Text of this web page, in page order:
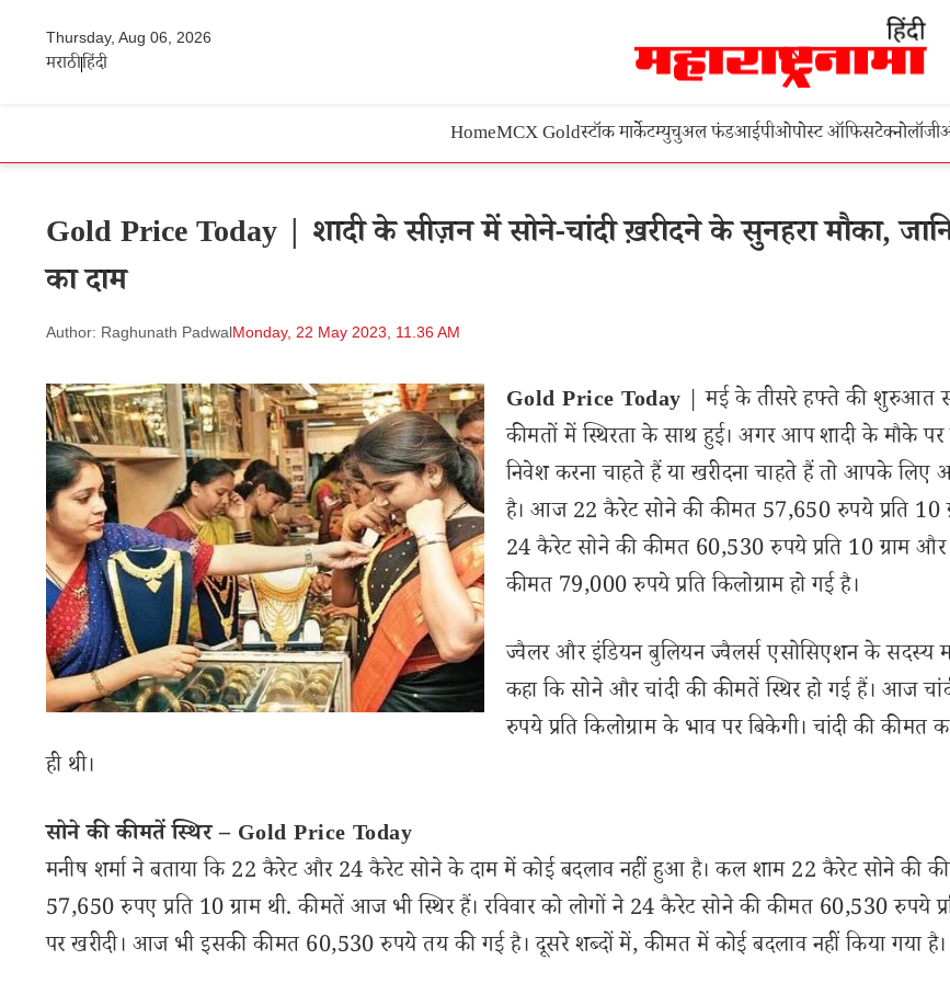
Thursday, Aug 06, 2026
मराठीहिंदी
HomeMCX Goldस्टॉक मार्केटम्युचुअल फंडआईपीओपोस्ट ऑफिसटेक्नोलॉजी
Gold Price Today | शादी के सीज़न में सोने-चांदी ख़रीदने के सुनहरा मौका,
का दाम
Author: Raghunath PadwalMonday, 22 May 2023, 11.36 AM
Gold Price Today | मई के तीसरे हफ्ते की शुरुआत
कीमतों में स्थिरता के साथ हुई। अगर आप शादी के मौके
निवेश करना चाहते हैं या खरीदना चाहते हैं तो आपके लिए
है। आज 22 कैरेट सोने की कीमत 57,650 रुपये प्रति 10
24 कैरेट सोने की कीमत 60,530 रुपये प्रति 10 ग्राम और
कीमत 79,000 रुपये प्रति किलोग्राम हो गई है।
ज्वैलर और इंडियन बुलियन ज्वैलर्स एसोसिएशन के सदस्य
कहा कि सोने और चांदी की कीमतें स्थिर हो गई हैं। आज
रुपये प्रति किलोग्राम के भाव पर बिकेगी। चांदी की कीमत
ही थी।
सोने की कीमतें स्थिर – Gold Price Today
मनीष शर्मा ने बताया कि 22 कैरेट और 24 कैरेट सोने के दाम में कोई बदलाव नहीं हुआ है। कल शाम 22 कैरेट सोने की
57,650 रुपए प्रति 10 ग्राम थी. कीमतें आज भी स्थिर हैं। रविवार को लोगों ने 24 कैरेट सोने की कीमत 60,530 रुपये
पर खरीदी। आज भी इसकी कीमत 60,530 रुपये तय की गई है। दूसरे शब्दों में, कीमत में कोई बदलाव नहीं किया गया है।